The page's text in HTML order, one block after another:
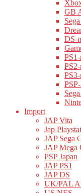
GB
DS-
Import
JAP Vita
Jap
JAP Sega
JAP Mega
PSP Japan
JAP PS1
JAP DS
UK/PAL A